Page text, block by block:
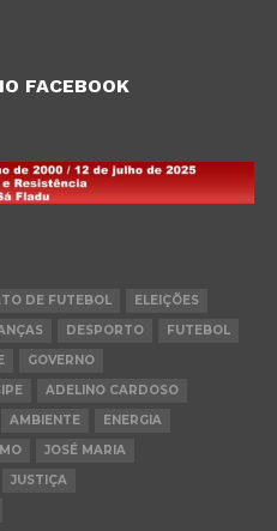
FACEBOOK
DE FUTEBOL
ELEIÇÕES
DESPORTO
FUTEBOL
GOVERNO
ADELINO CARDOSO
AMBIENTE
ENERGIA
JOSÉ MARIA
JUSTIÇA